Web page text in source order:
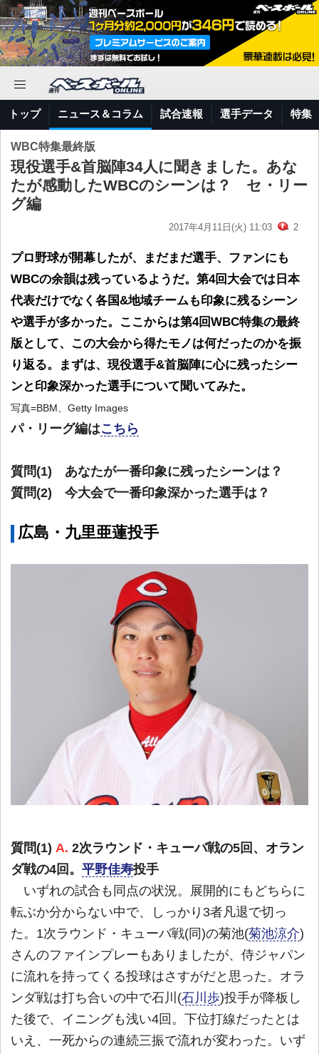
トップ ニュース＆コラム 試合速報 選手データ 特集
WBC特集最終版
現役選手&首脳陣34人に聞きました。あな
たが感動したWBCのシーンは？ セ・リー
グ編
2017年4月11日(火) 11:03 2
プロ野球が開幕したが、まだまだ選手、ファンにも
WBCの余韻は残っているようだ。第4回大会では日本
代表だけでなく各国&地域チームも印象に残るシーン
や選手が多かった。ここからは第4回WBC特集の最終
版として、この大会から得たモノは何だったのかを振
り返る。まずは、現役選手&首脳陣に心に残ったシー
ンと印象深かった選手について聞いてみた。
写真=BBM、Getty Images
パ・リーグ編はこちら
質問(1) あなたが一番印象に残ったシーンは？
質問(2) 今大会で一番印象深かった選手は？
広島・九里亜蓮投手
質問(1) A. 2次ラウンド・キューバ戦の5回、オラン
ダ戦の4回。 平野佳寿投手
いずれの試合も同点の状況。展開的にもどちらに
転ぶか分からない中で、しっかり3者凡退で切っ
た。1次ラウンド・キューバ戦(同)の菊池(菊池涼介)
さんのファインプレーもありましたが、侍ジャパン
に流れを持ってくる投球はさすがだと思った。オラ
ンダ戦は打ち合いの中で石川(石川歩)投手が降板し
た後で、イニングも浅い4回。下位打線だったとは
いえ、一死からの連続三振で流れが変わった。いず